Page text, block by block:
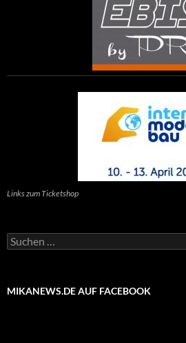
Links zum Ticketshop
Suchen
nach:
MIKANEWS.DE AUF FACEBOOK